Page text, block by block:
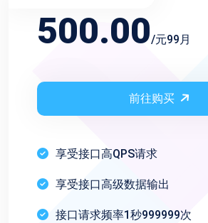
500.00/元99月
前往购买
享受接口高QPS请求
享受接口高级数据输出
接口请求频率1秒999999次